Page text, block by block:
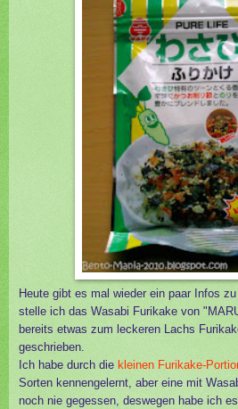
Heute gibt es mal wieder ein paar Infos
stelle ich das Wasabi Furikake von
bereits etwas zum leckeren Lachs
geschrieben.
Ich habe durch die kleinen Furikake-
Sorten kennengelernt, aber eine mit
noch nie gegessen, deswegen habe ich